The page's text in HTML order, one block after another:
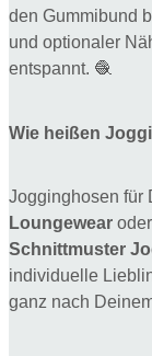
den Gummibund
und optionaler
entspannt. 🧶
Wie heißen
Jogginghosen für
Loungewear oder
Schnittmuster
individuelle
ganz nach